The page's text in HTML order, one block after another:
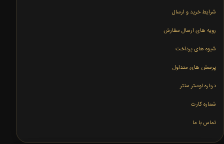
شرایط خرید و ارسال
رویه های ارسال سفارش
شیوه های پرداخت
پرسش های متداول
درباره لوستر سنتر
شماره کارت
تماس با ما